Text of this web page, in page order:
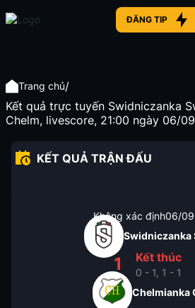
ĐĂNG TIP
Trang chủ/
Kết quả trực tuyến Swidniczanka
Chelm, livescore, 21:00 ngày 06/09
KẾT QUẢ TRẬN ĐẤU
Không xác định06/09
Swidniczanka
1 Kết thúc
0 - 1, 1 - 1
Chelmianka